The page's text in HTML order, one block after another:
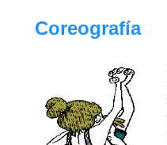
Coreografía